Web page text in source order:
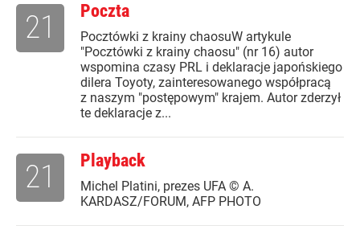
Poczta
Pocztówki z krainy chaosuW artykule
"Pocztówki z krainy chaosu" (nr 16) autor
wspomina czasy PRL i deklaracje japońskiego
dilera Toyoty, zainteresowanego współpracą
z naszym "postępowym" krajem. Autor zderzył
te deklaracje z...
21
Playback
Michel Platini, prezes UFA © A.
KARDASZ/FORUM, AFP PHOTO
21